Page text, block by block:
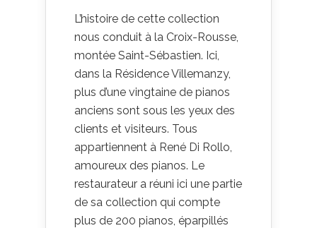
L’histoire de cette collection
nous conduit à la Croix-Rousse,
montée Saint-Sébastien. Ici,
dans la Résidence Villemanzy,
plus d’une vingtaine de pianos
anciens sont sous les yeux des
clients et visiteurs. Tous
appartiennent à René Di Rollo,
amoureux des pianos. Le
restaurateur a réuni ici une partie
de sa collection qui compte
plus de 200 pianos, éparpillés